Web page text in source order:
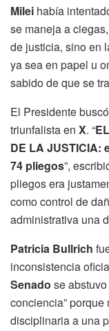
Milei había
se maneja a
de justicia, sino en
ya sea en papel u
sabido de que se
El Presidente
triunfalista en X. “
DE LA JUSTICIA:
74 pliegos”,
pliegos era
como control de
administrativa una
Patricia Bullrich
inconsistencia
Senado se
conciencia”
disciplinaria a una